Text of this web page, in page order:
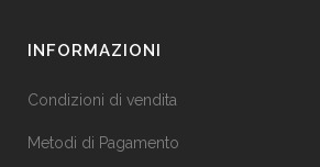
INFORMAZIONI
Condizioni di vendita
Metodi di Pagamento